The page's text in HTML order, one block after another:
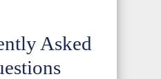
Asked